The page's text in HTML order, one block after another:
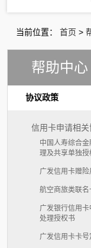
当前位置： 首页 >
帮助中心
协议政策
信用卡申请相关
中国人寿综合
理及共享单独授
广发信用卡赠
航空商旅类联
广发银行信用
处理授权书
广发信用卡卡